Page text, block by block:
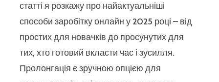
статті я розкажу про найактуальніші
способи заробітку онлайн у 2025 році – від
простих для новачків до просунутих для
тих, хто готовий вкласти час і зусилля.
Пролонгація є зручною опцією для